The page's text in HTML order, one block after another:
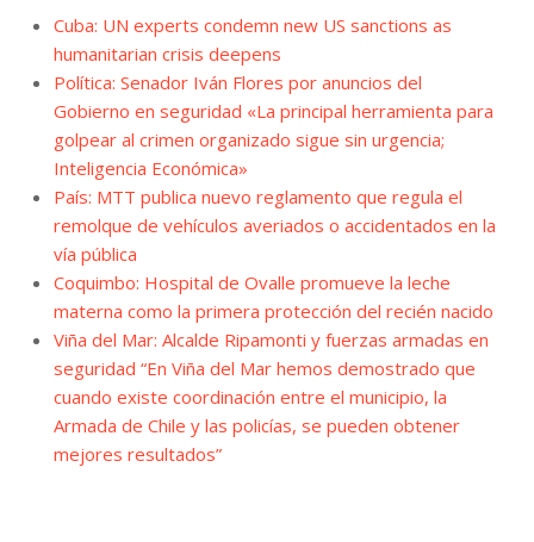
Cuba: UN experts condemn new US sanctions as
humanitarian crisis deepens
Política: Senador Iván Flores por anuncios del
Gobierno en seguridad «La principal herramienta para
golpear al crimen organizado sigue sin urgencia;
Inteligencia Económica»
País: MTT publica nuevo reglamento que regula el
remolque de vehículos averiados o accidentados en la
vía pública
Coquimbo: Hospital de Ovalle promueve la leche
materna como la primera protección del recién nacido
Viña del Mar: Alcalde Ripamonti y fuerzas armadas en
seguridad “En Viña del Mar hemos demostrado que
cuando existe coordinación entre el municipio, la
Armada de Chile y las policías, se pueden obtener
mejores resultados”